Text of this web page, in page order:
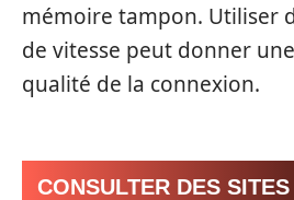
mémoire tampon. Utiliser
de vitesse peut donner
qualité de la connexion.
CONSULTER DES